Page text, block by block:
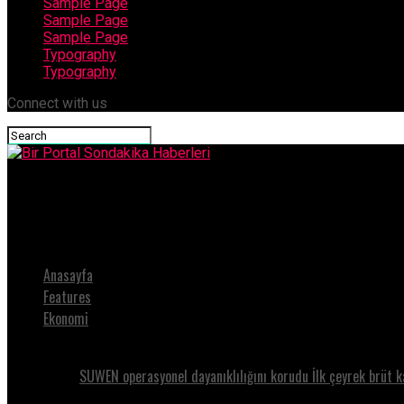
Sample Page
Sample Page
Typography
Typography
Connect with us
Anasayfa
Features
Ekonomi
SUWEN operasyonel dayanıklılığını korudu İlk çeyrek